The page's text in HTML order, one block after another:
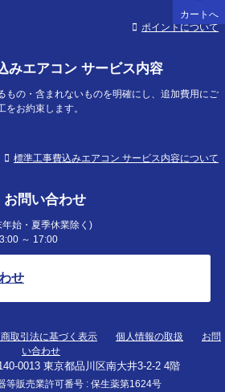
カートへ
ポイントについて
みエアコン サービス内容
もの・含まれないものを明確にし、追加費用にご
お約束します。
標準工事費込みエアコン サービス内容について
お問い合わせ
始・夏季休業除く)
～ 17:00
せ
取引法に基づく表示 個人情報の取扱
お問
い合わせ
0013 東京都品川区南大井3-2-2 4階
等販売業許可番号 : 保生薬第1624号